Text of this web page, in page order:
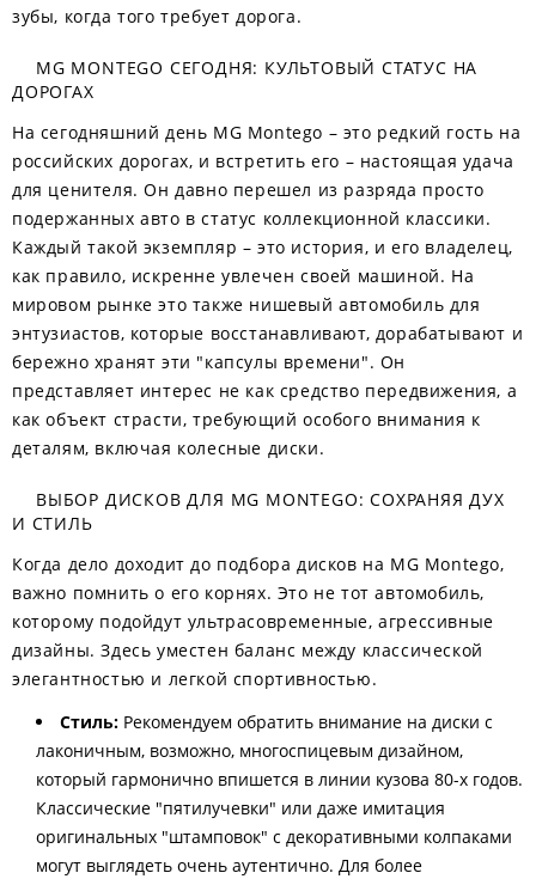
зубы, когда того требует дорога.
MG MONTEGO СЕГОДНЯ: КУЛЬТОВЫЙ СТАТУС НА
ДОРОГАХ
На сегодняшний день MG Montego – это редкий гость на
российских дорогах, и встретить его – настоящая удача
для ценителя. Он давно перешел из разряда просто
подержанных авто в статус коллекционной классики.
Каждый такой экземпляр – это история, и его владелец,
как правило, искренне увлечен своей машиной. На
мировом рынке это также нишевый автомобиль для
энтузиастов, которые восстанавливают, дорабатывают и
бережно хранят эти "капсулы времени". Он
представляет интерес не как средство передвижения, а
как объект страсти, требующий особого внимания к
деталям, включая колесные диски.
ВЫБОР ДИСКОВ ДЛЯ MG MONTEGO: СОХРАНЯЯ ДУХ
И СТИЛЬ
Когда дело доходит до подбора дисков на MG Montego,
важно помнить о его корнях. Это не тот автомобиль,
которому подойдут ультрасовременные, агрессивные
дизайны. Здесь уместен баланс между классической
элегантностью и легкой спортивностью.
Стиль: Рекомендуем обратить внимание на диски с
лаконичным, возможно, многоспицевым дизайном,
который гармонично впишется в линии кузова 80-х годов.
Классические "пятилучевки" или даже имитация
оригинальных "штамповок" с декоративными колпаками
могут выглядеть очень аутентично. Для более